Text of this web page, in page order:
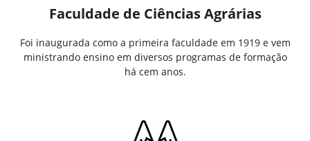
Faculdade de Ciências Agrárias
Foi inaugurada como a primeira faculdade em 1919 e vem
ministrando ensino em diversos programas de formação
há cem anos.